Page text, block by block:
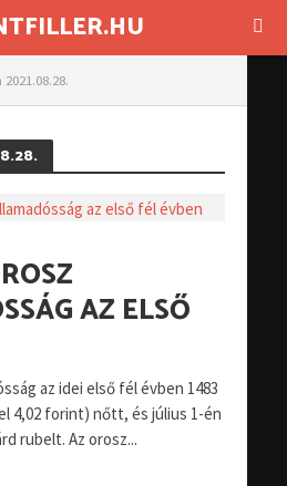
AZ ELSŐ
az idei első fél évben 1483
4,02 forint) nőtt, és július 1-én
rubelt. Az orosz...